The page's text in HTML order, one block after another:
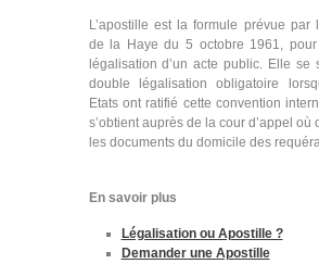
L’apostille est la formule prévue par
de la Haye du 5 octobre 1961,
légalisation d’un acte public. Elle se
double légalisation obligatoire
Etats ont ratifié cette convention
s’obtient auprès de la cour d’appel où
les documents du domicile des
En savoir plus
Légalisation ou Apostille ?
Demander une Apostille